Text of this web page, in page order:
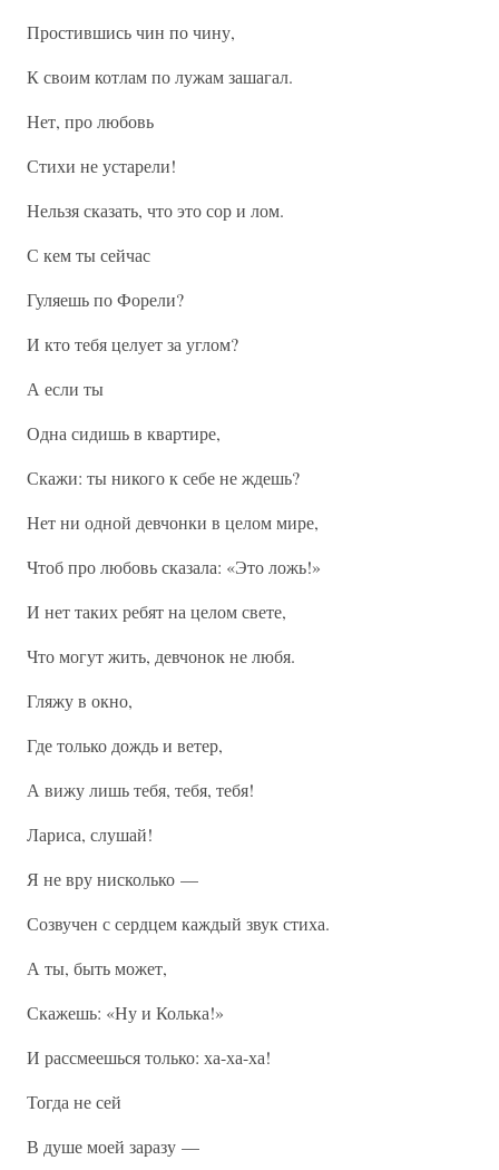
Простившись чин по чину,
К своим котлам по лужам зашагал.
Нет, про любовь
Стихи не устарели!
Нельзя сказать, что это сор и лом.
С кем ты сейчас
Гуляешь по Форели?
И кто тебя целует за углом?
А если ты
Одна сидишь в квартире,
Скажи: ты никого к себе не ждешь?
Нет ни одной девчонки в целом мире,
Чтоб про любовь сказала: «Это ложь!»
И нет таких ребят на целом свете,
Что могут жить, девчонок не любя.
Гляжу в окно,
Где только дождь и ветер,
А вижу лишь тебя, тебя, тебя!
Лариса, слушай!
Я не вру нисколько —
Созвучен с сердцем каждый звук стиха.
А ты, быть может,
Скажешь: «Ну и Колька!»
И рассмеешься только: ха-ха-ха!
Тогда не сей
В душе моей заразу —